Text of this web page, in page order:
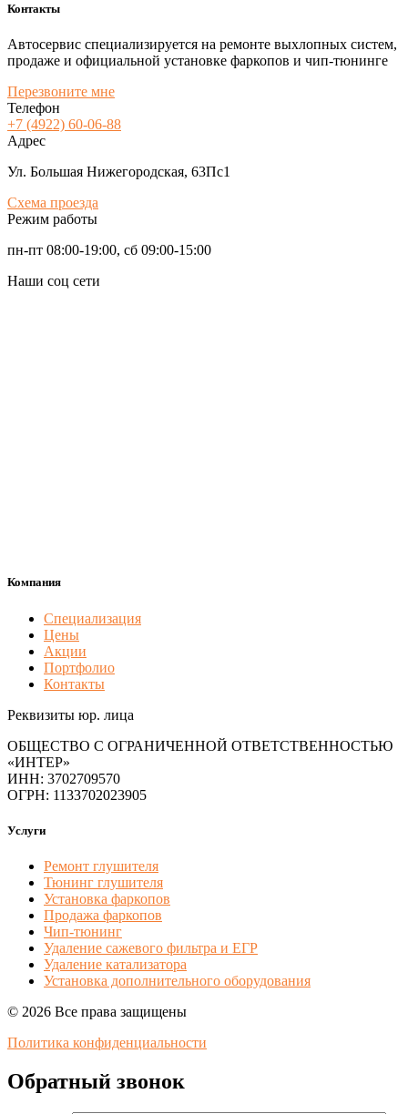
Контакты
Автосервис специализируется на ремонте выхлопных систем,
продаже и официальной установке фаркопов и чип-тюнинге
Перезвоните мне
Телефон
+7 (4922) 60-06-88
Адрес
Ул. Большая Нижегородская, 63Пс1
Схема проезда
Режим работы
пн-пт 08:00-19:00, сб 09:00-15:00
Наши соц сети
Компания
Специализация
Цены
Акции
Портфолио
Контакты
Реквизиты юр. лица
ОБЩЕСТВО С ОГРАНИЧЕННОЙ ОТВЕТСТВЕННОСТЬЮ
«ИНТЕР»
ИНН: 3702709570
ОГРН: 1133702023905
Услуги
Ремонт глушителя
Тюнинг глушителя
Установка фаркопов
Продажа фаркопов
Чип-тюнинг
Удаление сажевого фильтра и ЕГР
Удаление катализатора
Установка дополнительного оборудования
© 2026 Все права защищены
Политика конфиденциальности
Обратный звонок